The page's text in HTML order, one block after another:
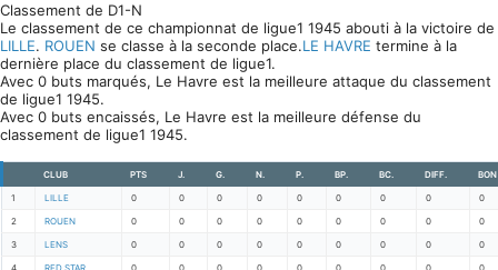
Classement de D1-N
Le classement de ce championnat de ligue1 1945 abouti à la victoire de
LILLE. ROUEN se classe à la seconde place.LE HAVRE termine à la
dernière place du classement de ligue1.
Avec 0 buts marqués, Le Havre est la meilleure attaque du classement
de ligue1 1945.
Avec 0 buts encaissés, Le Havre est la meilleure défense du
classement de ligue1 1945.
CLUB PTS J. G. N. P. BP. BC. DIFF. BON
1 LILLE 0 0 0 0 0 0 0 0 0
2 ROUEN 0 0 0 0 0 0 0 0 0
3 LENS 0 0 0 0 0 0 0 0 0
4 RED STAR 0 0 0 0 0 0 0 0 0